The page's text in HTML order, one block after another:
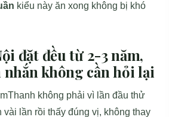
kiểu này ăn xong không bị khó
đặt đều từ 2-3 năm,
nhắn không cần hỏi lại
không phải vì lần đầu thử
lần rồi thấy đúng vị, không thay